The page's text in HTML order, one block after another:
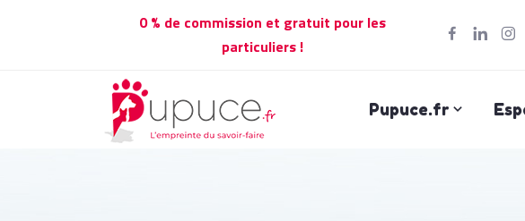
0 % de commission et gratuit pour les
particuliers !
Pupuce.fr